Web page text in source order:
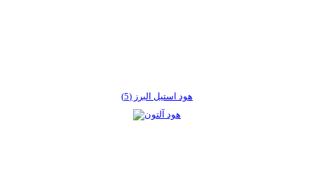
هود استیل البرز (5)